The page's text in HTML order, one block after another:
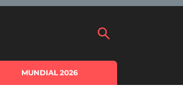
MUNDIAL 2026